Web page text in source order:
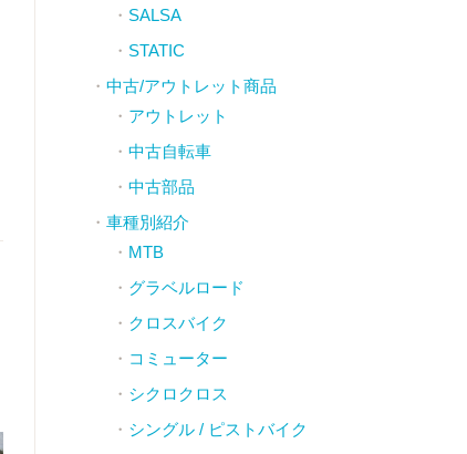
SALSA
STATIC
中古/アウトレット商品
アウトレット
中古自転車
中古部品
車種別紹介
MTB
グラベルロード
クロスバイク
コミューター
シクロクロス
シングル / ピストバイク